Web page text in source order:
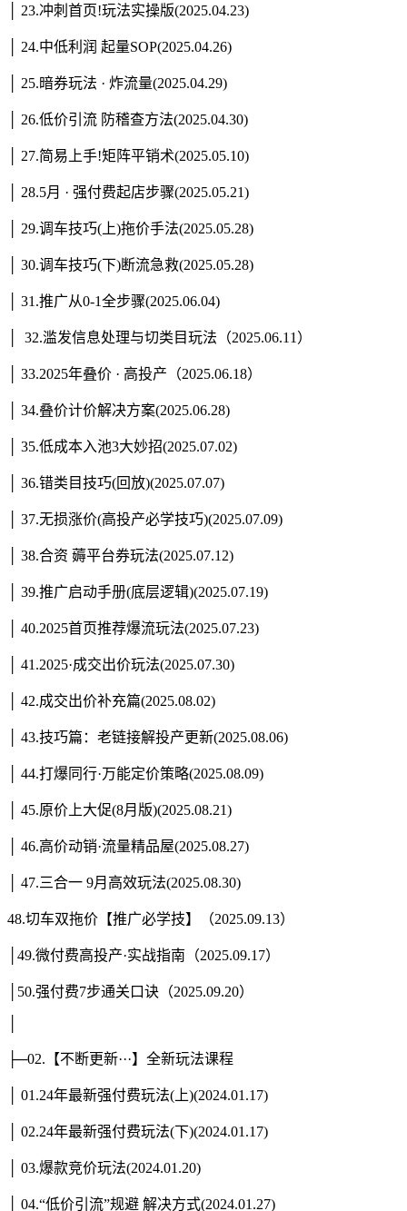
│ 23.冲刺首页!玩法实操版(2025.04.23)
│ 24.中低利润 起量SOP(2025.04.26)
│ 25.暗券玩法 · 炸流量(2025.04.29)
│ 26.低价引流 防稽查方法(2025.04.30)
│ 27.简易上手!矩阵平销术(2025.05.10)
│ 28.5月 · 强付费起店步骤(2025.05.21)
│ 29.调车技巧(上)拖价手法(2025.05.28)
│ 30.调车技巧(下)断流急救(2025.05.28)
│ 31.推广从0-1全步骤(2025.06.04)
│ 32.滥发信息处理与切类目玩法（2025.06.11）
│ 33.2025年叠价 · 高投产（2025.06.18）
│ 34.叠价计价解决方案(2025.06.28)
│ 35.低成本入池3大妙招(2025.07.02)
│ 36.错类目技巧(回放)(2025.07.07)
│ 37.无损涨价(高投产必学技巧)(2025.07.09)
│ 38.合资 薅平台券玩法(2025.07.12)
│ 39.推广启动手册(底层逻辑)(2025.07.19)
│ 40.2025首页推荐爆流玩法(2025.07.23)
│ 41.2025·成交出价玩法(2025.07.30)
│ 42.成交出价补充篇(2025.08.02)
│ 43.技巧篇：老链接解投产更新(2025.08.06)
│ 44.打爆同行·万能定价策略(2025.08.09)
│ 45.原价上大促(8月版)(2025.08.21)
│ 46.高价动销·流量精品屋(2025.08.27)
│ 47.三合一 9月高效玩法(2025.08.30)
48.切车双拖价【推广必学技】（2025.09.13）
│49.微付费高投产·实战指南（2025.09.17）
│50.强付费7步通关口诀（2025.09.20）
├─02.【不断更新···】全新玩法课程
│ 01.24年最新强付费玩法(上)(2024.01.17)
│ 02.24年最新强付费玩法(下)(2024.01.17)
│ 03.爆款竞价玩法(2024.01.20)
│ 04.“低价引流”规避 解决方式(2024.01.27)